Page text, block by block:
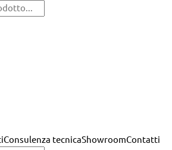
Consulenza tecnicaShowroomContatti